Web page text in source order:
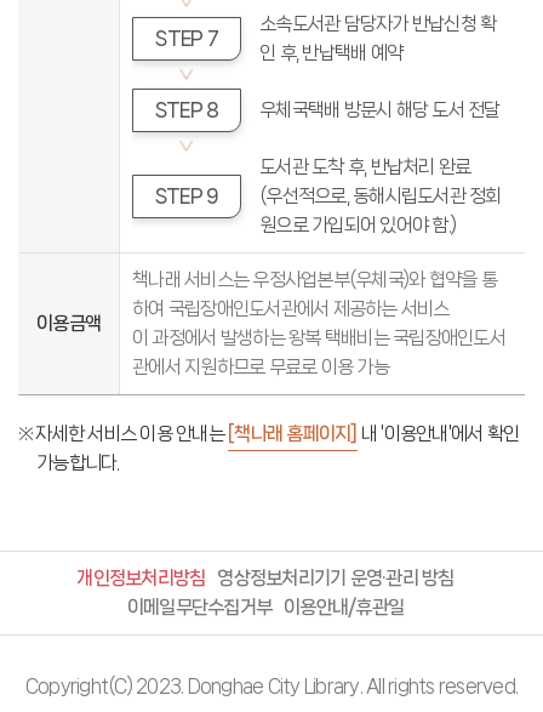
STEP 7
소속도서관 담당자가 반납신청 확
인 후, 반납택배 예약
STEP 8 우체국택배 방문시 해당 도서 전달
STEP 9
도서관 도착 후, 반납처리 완료
(우선적으로, 동해시립도서관 정회
원으로 가입되어 있어야 함.)
이용금액
책나래 서비스는 우정사업본부(우체국)와 협약을 통
하여 국립장애인도서관에서 제공하는 서비스
이 과정에서 발생하는 왕복 택배비는 국립장애인도서
관에서 지원하므로 무료로 이용 가능
자세한 서비스 이용 안내는 [책나래 홈페이지]
내 '이용안내'에서 확인
가능합니다.
개인정보처리방침
영상정보처리기기 운영·관리 방침
이메일무단수집거부
이용안내/휴관일
Copyright(C) 2023. Donghae City Library. All rights reserved.